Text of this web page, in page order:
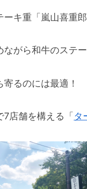
ーキ重「嵐山喜重
ながら和牛のステ
るのには最適！
店舗を構える「 タ